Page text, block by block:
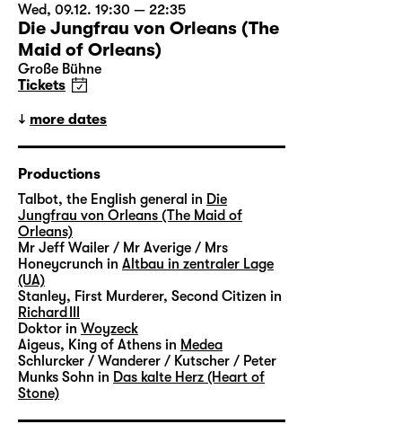
Wed, 09.12. 19:30 — 22:35
Die Jungfrau von Orleans (The
Maid of Orleans)
Große Bühne
Tickets
more dates
Productions
Talbot, the English general in Die
Jungfrau von Orleans (The Maid of
Orleans)
Mr Jeff Wailer / Mr Averige / Mrs
Honeycrunch in Altbau in zentraler Lage
(UA)
Stanley, First Murderer, Second Citizen in
Richard III
Doktor in Woyzeck
Aigeus, King of Athens in Medea
Schlurcker / Wanderer / Kutscher / Peter
Munks Sohn in Das kalte Herz (Heart of
Stone)